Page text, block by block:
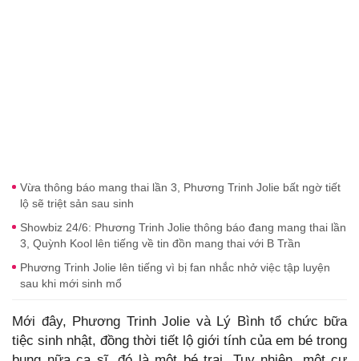
Vừa thông báo mang thai lần 3, Phương Trinh Jolie bất ngờ tiết
lộ sẽ triệt sản sau sinh
Showbiz 24/6: Phương Trinh Jolie thông báo đang mang thai lần
3, Quỳnh Kool lên tiếng về tin đồn mang thai với B Trần
Phương Trinh Jolie lên tiếng vì bị fan nhắc nhở việc tập luyện
sau khi mới sinh mổ
Mới đây, Phương Trinh Jolie và Lý Bình tổ chức bữa
tiệc sinh nhật, đồng thời tiết lộ giới tính của em bé trong